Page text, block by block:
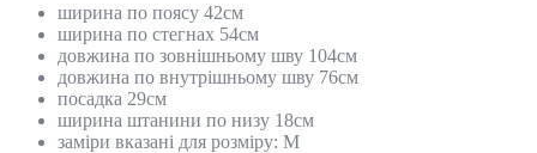
ширина по поясу 42см
ширина по стегнах 54см
довжина по зовнішньому шву 104см
довжина по внутрішньому шву 76см
посадка 29см
ширина штанини по низу 18см
заміри вказані для розміру: М